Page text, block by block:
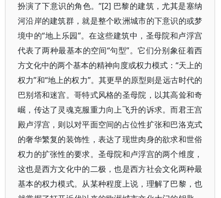
扮演了下意识的角色。”[2] 巴黎的建筑，尤其是塞纳
河沿岸的建筑群，就是整个欧洲城市的下意识的或梦
境中的“地上乐园”。在这些建筑中，圣母院和卢浮宫
代表了两种最基本的空间“句型”。它们分别象征着西
方文化中的两个基本的精神向度或权力模式：“天上的
权力”和“地上的权力”。其更早的原型则是远古时代的
巴别塔和迷宫。哥特式风格的圣母院，以其高耸和奇
崛，传达了灵魂克服重力向上飞升的诉求。而君王宫
殿卢浮宫，则以对平面空间的占位性扩张和巴洛克式
的奢华繁复的装饰性，表达了现世肉身的欲求和世俗
权力的扩张性的要求。圣母院和卢浮宫的两个维度，
这也是西方文化中的二极，也是西方社会文化两种最
基本的权力模式。从某种程度上说，理解了巴黎，也